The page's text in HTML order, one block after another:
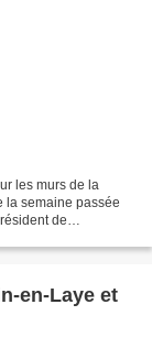
les murs de la
la semaine passée
de
en-Laye et